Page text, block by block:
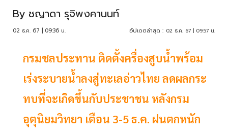
By ชญาดา รุจิพงคานนท์
02 ธ.ค. 67 | 09:36 น. อัปเดตล่าสุด : 02 ธ.ค. 67 | 09:57 น.
กรมชลประทาน ติดตั้งครื่องสูบน้ำพร้อม
เร่งระบายน้ำลงสู่ทะเลอ่าวไทย ลดผลกระ
ทบที่จะเกิดขึ้นกับประชาชน หลังกรม
อุตุนิยมวิทยา เตือน 3-5 ธ.ค. ฝนตกหนัก